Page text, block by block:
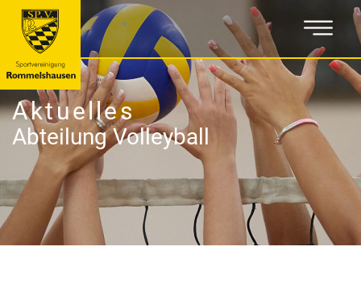
Aktuelles
Abteilung Volleyball